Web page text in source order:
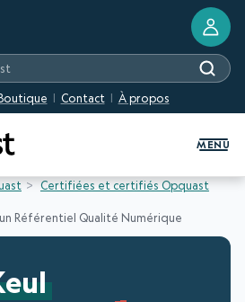
Contact À propos
MENU
Certifiées et certifiés Opquast
Référentiel Qualité Numérique